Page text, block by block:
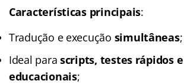
Características principais:
Tradução e execução simultâneas;
Ideal parascripts, testes rápidos
educacionais;